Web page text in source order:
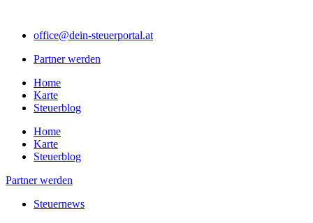
springenoffice@dein-steuerportal.at
Partner werden
Home
Karte
Steuerblog
Home
Karte
Steuerblog
Partner werden
Steuernews